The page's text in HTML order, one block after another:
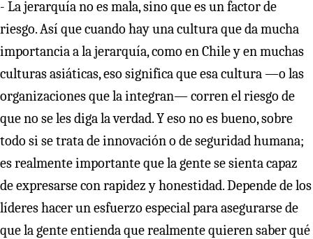
- La jerarquía no es mala, sino que es un factor de
riesgo. Así que cuando hay una cultura que da mucha
importancia a la jerarquía, como en Chile y en muchas
culturas asiáticas, eso significa que esa cultura —o las
organizaciones que la integran— corren el riesgo de
que no se les diga la verdad. Y eso no es bueno, sobre
todo si se trata de innovación o de seguridad humana;
es realmente importante que la gente se sienta capaz
de expresarse con rapidez y honestidad. Depende de los
líderes hacer un esfuerzo especial para asegurarse de
que la gente entienda que realmente quieren saber qué